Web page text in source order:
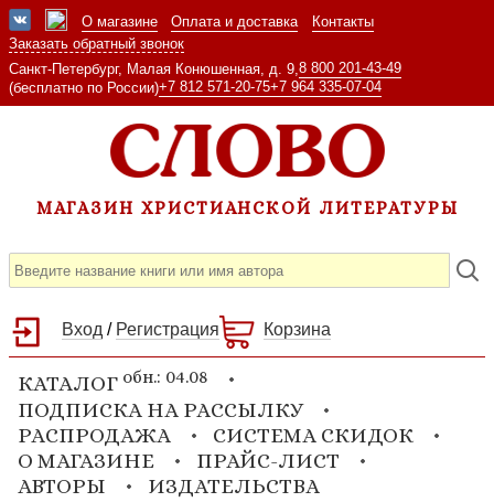
О магазине Оплата и доставка
Контакты
Заказать обратный звонок
Санкт-Петербург, Малая Конюшенная, д. 9, 8 800 201-43-49
(бесплатно по России)+7 812 571-20-75+7 964 335-07-04
МАГАЗИН ХРИСТИАНСКОЙ ЛИТЕРАТУРЫ
Вход / Регистрация Корзина
КАТАЛОГ обн.: 04.08
ПОДПИСКА НА РАССЫЛКУ
РАСПРОДАЖА
СИСТЕМА СКИДОК
О МАГАЗИНЕ
ПРАЙС-ЛИСТ
АВТОРЫ
ИЗДАТЕЛЬСТВА